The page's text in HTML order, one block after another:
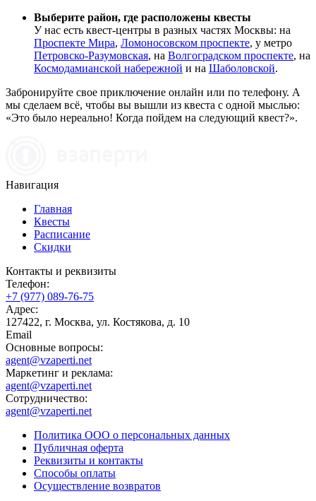
Выберите район, где расположены квесты
У нас есть квест-центры в разных частях Москвы: на
Проспекте Мира, Ломоносовском проспекте, у метро
Петровско-Разумовская, на Волгоградском проспекте, на
Космодамианской набережной и на Шаболовской.
Забронируйте свое приключение онлайн или по телефону. А
мы сделаем всё, чтобы вы вышли из квеста с одной мыслью:
«Это было нереально! Когда пойдем на следующий квест?».
Навигация
Главная
Квесты
Расписание
Скидки
Контакты и реквизиты
Телефон:
+7 (977) 089-76-75
Адрес:
127422, г. Москва, ул. Костякова, д. 10
Email
Основные вопросы:
agent@vzaperti.net
Маркетинг и реклама:
agent@vzaperti.net
Сотрудничество:
agent@vzaperti.net
Политика ООО о персональных данных
Публичная оферта
Реквизиты и контакты
Способы оплаты
Осуществление возвратов